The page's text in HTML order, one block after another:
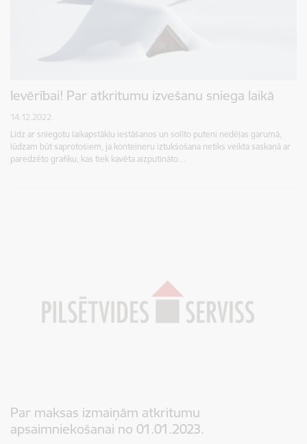
Ievērībai! Par atkritumu izvešanu sniega laikā
14.12.2022.
Līdz ar sniegotu laikapstākļu iestāšanos un solīto puteni nedēļas garumā,
lūdzam būt saprotošiem, ja konteineru iztukšošana netiks veikta saskaņā ar
paredzēto grafiku, kas tiek kavēta aizputināto…
Par maksas izmaiņām atkritumu
apsaimniekošanai no 01.01.2023.